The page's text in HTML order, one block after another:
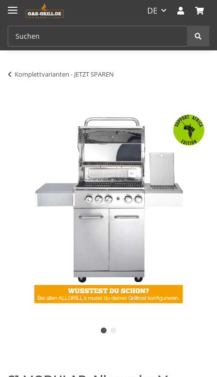
DE
Komplettvarianten - JETZT SPAREN